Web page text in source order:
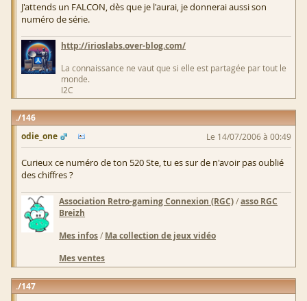
J'attends un FALCON, dès que je l'aurai, je donnerai aussi son
numéro de série.
http://irioslabs.over-blog.com/
La connaissance ne vaut que si elle est partagée par tout le
monde.
I2C
146
odie_one
Le 14/07/2006 à 00:49
Curieux ce numéro de ton 520 Ste, tu es sur de n'avoir pas oublié
des chiffres ?
Association Retro-gaming Connexion (RGC)/asso RGC
Breizh
Mes infos/ Ma collection de jeux vidéo
Mes ventes
147